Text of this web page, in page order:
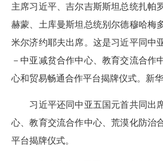
主席习近平、吉尔吉斯斯坦总统扎帕
赫蒙、土库曼斯坦总统别尔德穆哈梅
米尔济约耶夫出席。这是习近平同中
－中亚减贫合作中心、教育交流合作
心和贸易畅通合作平台揭牌仪式。新
习近平还同中亚五国元首共同出
心、教育交流合作中心、荒漠化防治
平台揭牌仪式。